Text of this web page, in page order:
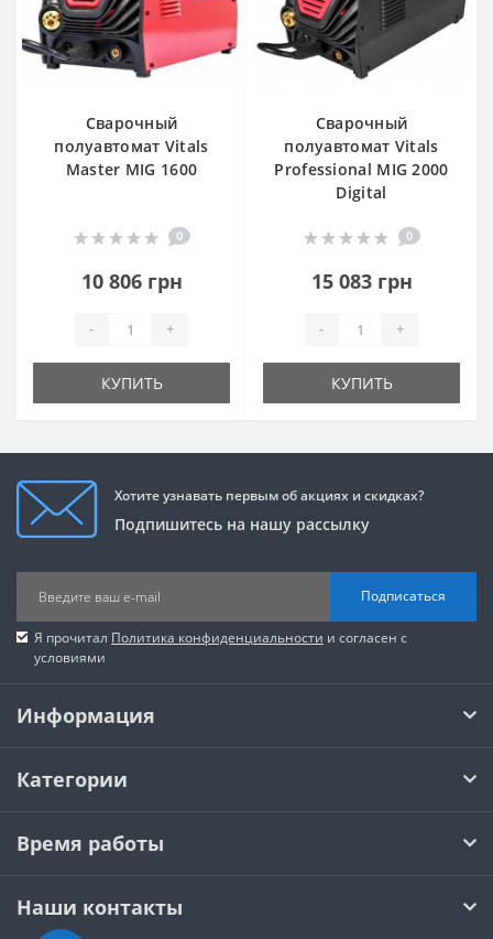
Сварочный
полуавтомат Vitals
Master MIG 1600
0
10 806 грн
- +
КУПИТЬ
Сварочный
полуавтомат Vitals
Professional MIG 2000
Digital
0
15 083 грн
- +
КУПИТЬ
Хотите узнавать первым об акциях и скидках?
Подпишитесь на нашу рассылку
Подписаться
Я прочитал Политика конфиденциальности и согласен с
условиями
Информация
Категории
Время работы
Наши контакты